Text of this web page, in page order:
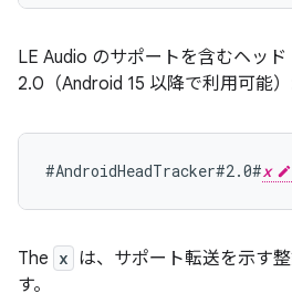
LE Audio のサポートを含むヘッ
2.0（Android 15 以降で利用可能
#AndroidHeadTracker#2.0#x
The x は、サポート転送を示す
す。